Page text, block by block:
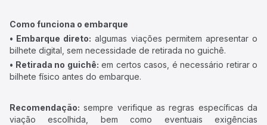
Como funciona o embarque
• Embarque direto: algumas viações permitem apresentar o
bilhete digital, sem necessidade de retirada no guichê.
• Retirada no guichê: em certos casos, é necessário retirar o
bilhete físico antes do embarque.
Recomendação: sempre verifique as regras específicas da
viação escolhida, bem como eventuais exigências